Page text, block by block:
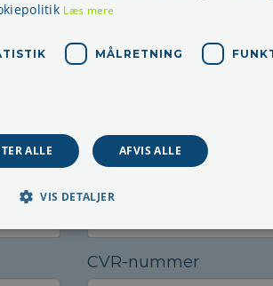
E-mail til
Eventuelt EAN NR.
CVR-nummer
Læs mere
MÅLRETNING
ALLE AFVIS ALLE
VIS DETALJER